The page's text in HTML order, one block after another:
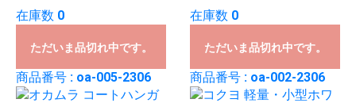
在庫数 0
ただいま品切れ中です。
在庫数 0
ただいま品切れ中です。
商品番号 : oa-005-2306 商品番号 : oa-002-2306